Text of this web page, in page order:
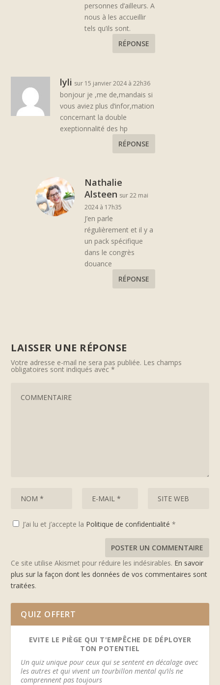
personnes d’ailleurs. A
nous à les accueillir
tels qu’ils sont.
RÉPONSE
lyli sur 15 janvier 2024 à 22h36
bonjour je ,me de,mandais si
vous aviez plus d’infor,mation
concernant la double
exeptionnalité des hp
RÉPONSE
Nathalie
Alsteen sur 22 mai
2024 à 17h35
J’en parle
régulièrement et il y a
un pack spécifique
dans le congrès
douance
RÉPONSE
LAISSER UNE RÉPONSE
Votre adresse e-mail ne sera pas publiée. Les champs
obligatoires sont indiqués avec*
J’ai lu et j’accepte la Politique de confidentialité*
Ce site utilise Akismet pour réduire les indésirables. En savoir
plus sur la façon dont les données de vos commentaires sont
traitées.
QUIZ OFFERT
EVITE LE PIÈGE QUI T'EMPÊCHE DE DÉPLOYER
TON POTENTIEL
Un quiz unique pour ceux qui se sentent en décalage avec
les autres et qui vivent un tourbillon mental qu’ils ne
comprennent pas toujours